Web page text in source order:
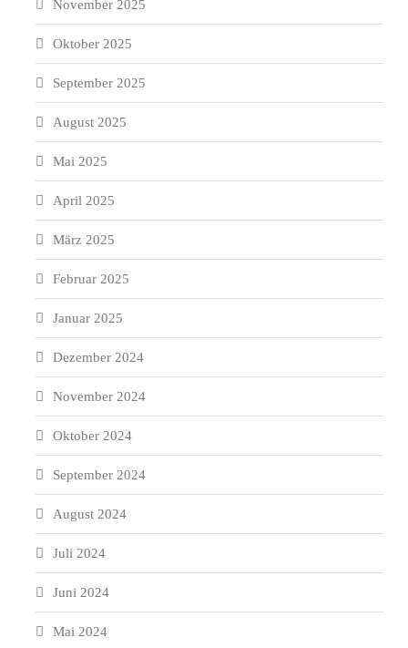
November 2025
Oktober 2025
September 2025
August 2025
Mai 2025
April 2025
März 2025
Februar 2025
Januar 2025
Dezember 2024
November 2024
Oktober 2024
September 2024
August 2024
Juli 2024
Juni 2024
Mai 2024